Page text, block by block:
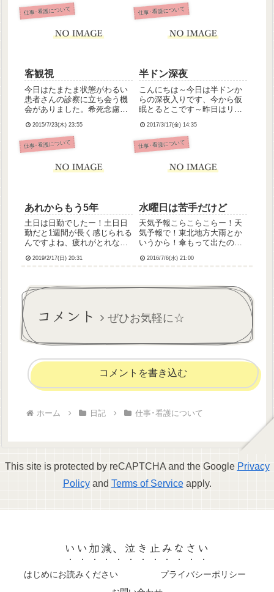
されてはい、って渡されたこ
ともありスピーカーモードだ
こえるたびにビクッとしてて
夫！と思ったのに、逆血が来
ず。悔しくて涙がじわり。も
じゃない。今日の私はサブリ
仕事･看護について
客観視
今日はたまたま状態がわるい
患者さんの診察に立ち会う機
会がありました。希死念慮が
いたいと感情失禁もみられて
おりまるで鏡に映った自分を
見ているようでした。私も希
棟に入院していたころはきっ
2015/7/23(木) 23:55
仕事･看護について
半ドン深夜
こんにちは～今日は半ドンか
らの深夜入りです、今から仮
眠とるとこです～昨日はリー
ーダーさんのおかげもあって
無事に準夜に引き継げまし
た。リーダー業務にもなんと
ですな。Dr.の指示受けや申し
2017/3/17(金) 14:35
仕事･看護について
あれからもう5年
土日は日勤でしたー！土日日
勤だと1週間が長く感じられる
んですよね、疲れがとれない
準夜ときてやっと2連休。とり
よー！*今日の第108回看護師
国家試験を受験され...
2019/2/17(日) 20:31
仕事･看護について
水曜日は苦手だけど
天気予報こらこらこらー！天
気予報で！東北地方大雨とか
いうから！傘もって出たの
れてましたけどー！！もー！
ナースに欠員が出てしまった
勤...
2016/7/6(水) 21:00
コメント ぜひお気軽に☆
コメントを書き込む
ホーム 日記 仕事･看護について
This site is protected by reCAPTCHA and the Google Privacy
Policyand Terms of Serviceapply.
いい加減、泣き止みなさい
はじめにお読みください
プライバシーポリシー